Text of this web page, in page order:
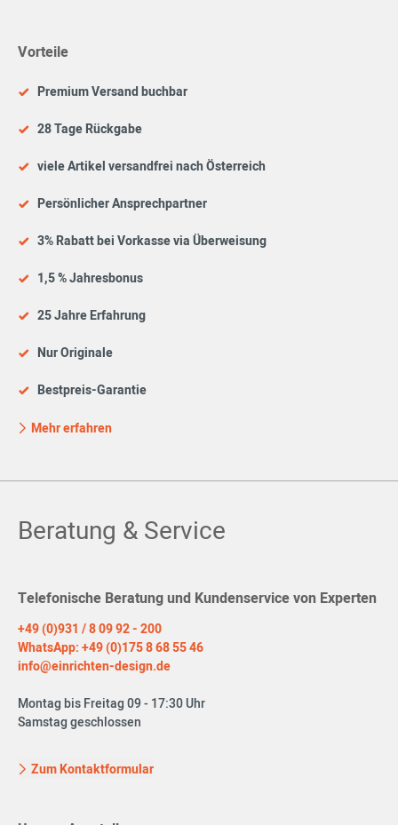
Vorteile
Premium Versand buchbar
28 Tage Rückgabe
viele Artikel versandfrei nach Österreich
Persönlicher Ansprechpartner
3% Rabatt bei Vorkasse via Überweisung
1,5 % Jahresbonus
25 Jahre Erfahrung
Nur Originale
Bestpreis-Garantie
Mehr erfahren
Beratung & Service
Telefonische Beratung und Kundenservice von Experten
+49 (0)931 / 8 09 92 - 200
WhatsApp: +49 (0)175 8 68 55 46
info@einrichten-design.de
Montag bis Freitag 09 - 17:30 Uhr
Samstag geschlossen
Zum Kontaktformular